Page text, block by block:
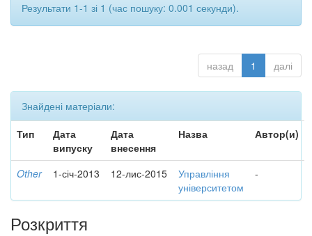
Результати 1-1 зі 1 (час пошуку: 0.001 секунди).
назад 1 далі
Знайдені матеріали:
Тип
Дата
випуску
Дата
внесення
Назва Автор(и)
Other 1-січ-2013 12-лис-2015
Управління
університетом
-
Розкриття